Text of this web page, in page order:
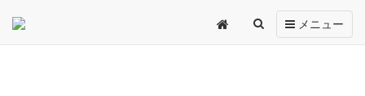
Toggle
navigation
メニュー